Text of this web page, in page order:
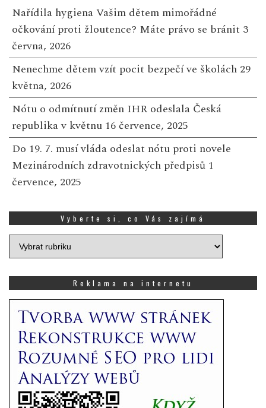
Nařídila hygiena Vašim dětem mimořádné
očkování proti žloutence? Máte právo se bránit 3
června, 2026
Nenechme dětem vzít pocit bezpečí ve školách 29
května, 2026
Nótu o odmítnutí změn IHR odeslala Česká
republika v květnu 16 července, 2025
Do 19. 7. musí vláda odeslat nótu proti novele
Mezinárodních zdravotnických předpisů 1
července, 2025
Vyberte si, co Vás zajímá
Vyberte
si,
zajímá
Reklama na internetu